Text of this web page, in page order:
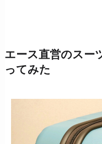
エース直営のスー
ってみた